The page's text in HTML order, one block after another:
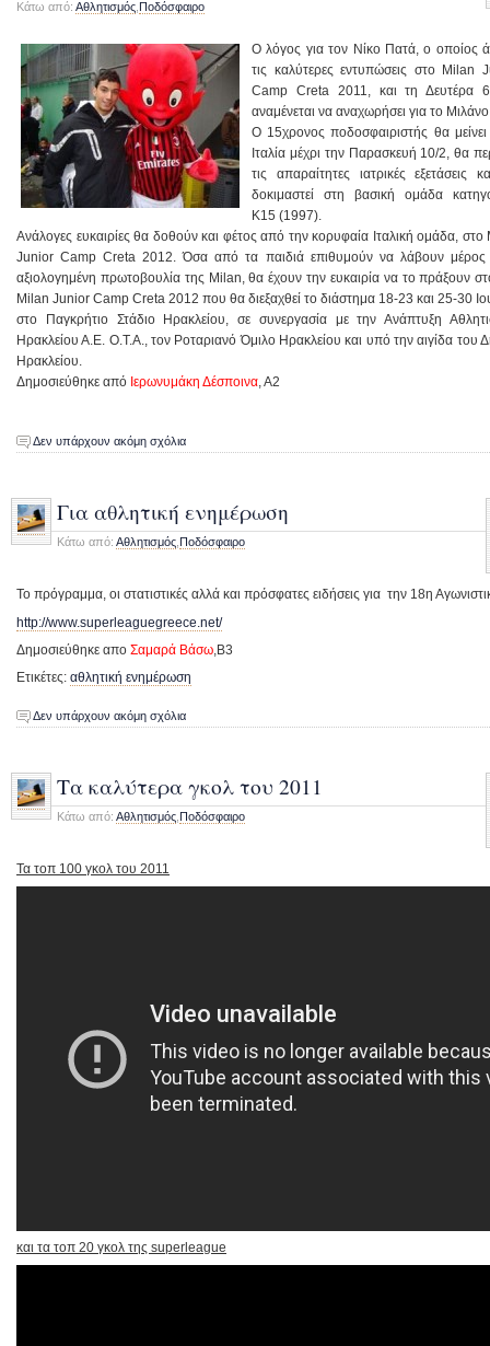
Κάτω από: Αθλητισμός Ποδόσφαιρο
Ο λόγος για τον Νίκο Πατά, ο οποίος
τις καλύτερες εντυπώσεις στο Milan
Camp Creta 2011, και τη Δευτέρα
αναμένεται να αναχωρήσει για το
Ο 15χρονος ποδοσφαιριστής θα
Ιταλία μέχρι την Παρασκευή 10/2, θα
τις απαραίτητες ιατρικές εξετάσεις
δοκιμαστεί στη βασική ομάδα
Κ15 (1997).
Ανάλογες ευκαιρίες θα δοθούν και φέτος από την κορυφαία Ιταλική ομάδα, στο
Junior Camp Creta 2012. Όσα από τα παιδιά επιθυμούν να λάβουν μέρος
αξιολογημένη πρωτοβουλία της Milan, θα έχουν την ευκαιρία να το πράξουν
Milan Junior Camp Creta 2012 που θα διεξαχθεί το διάστημα 18-23 και 25-30
στο Παγκρήτιο Στάδιο Ηρακλείου, σε συνεργασία με την Ανάπτυξη
Ηρακλείου Α.Ε. Ο.Τ.Α., τον Ροταριανό Όμιλο Ηρακλείου και υπό την αιγίδα του
Ηρακλείου.
Δημοσιεύθηκε από Ιερωνυμάκη Δέσποινα, Α2
Δεν υπάρχουν ακόμη σχόλια
Για αθλητική ενημέρωση
Κάτω από: Αθλητισμός, Ποδόσφαιρο
Το πρόγραμμα, οι στατιστικές αλλά και πρόσφατες ειδήσεις για την 18η
http://www.superleaguegreece.net/
Δημοσιεύθηκε απο Σαμαρά Βάσω ,Β3
Ετικέτες: αθλητική ενημέρωση
Δεν υπάρχουν ακόμη σχόλια
Τα καλύτερα γκολ του 2011
Κάτω από: Αθλητισμός Ποδόσφαιρο
Τα τοπ 100 γκολ του 2011
και τα τοπ 20 γκολ της superleague